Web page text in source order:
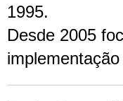
1995.
Desde 2005